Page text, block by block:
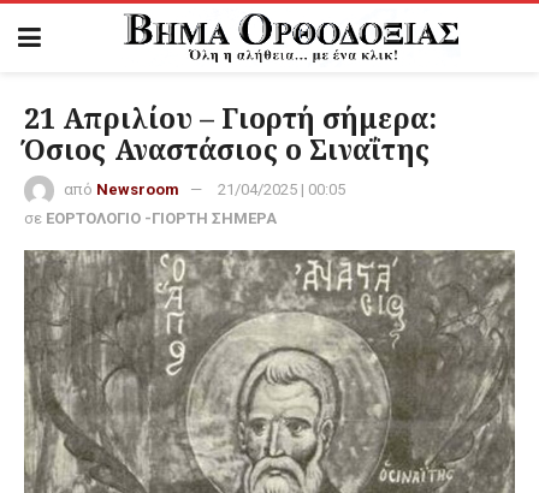
21 Απριλίου – Γιορτή σήμερα:
Όσιος Αναστάσιος ο Σιναΐτης
από Newsroom
21/04/2025 | 00:05
σε ΕΟΡΤΟΛΟΓΙΟ -ΓΙΟΡΤΗ ΣΗΜΕΡΑ